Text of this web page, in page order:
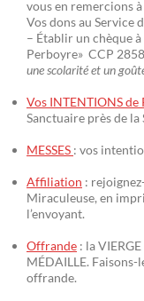
vous en remercions à
Vos dons au Service
– Établir un chèque
Perboyre» CCP
une scolarité et un
Vos INTENTIONS de
Sanctuaire près de la
MESSES : vos
Affiliation :
Miraculeuse, en
l’envoyant.
Offrande : la
MÉDAILLE. Faisons-
offrande.